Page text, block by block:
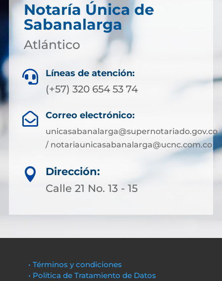
Notaría Única de
Sabanalarga
Atlántico
 Líneas de atención:
(+57) 320 654 53 74
 Correo electrónico:
unicasabanalarga@supernotariado.gov.co
/ notariaunicasabanalarga@ucnc.com.co

Dirección:
Calle 21 No. 13 - 15
• Términos y condiciones
• Política de Tratamiento de Datos